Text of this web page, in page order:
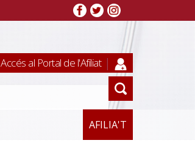
AFILIA'T
Accés al Portal de l'Afiliat